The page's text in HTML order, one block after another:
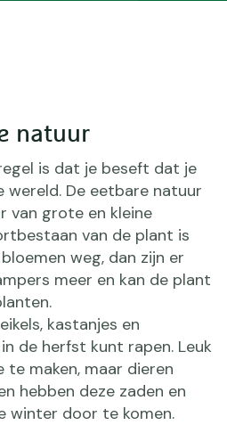
natuur
is dat je beseft dat je
wereld. De eetbare natuur
van grote en kleine
van de plant is
weg, dan zijn er
meer en kan de plant
kastanjes en
de herfst kunt rapen. Leuk
maken, maar dieren
hebben deze zaden en
winter door te komen.